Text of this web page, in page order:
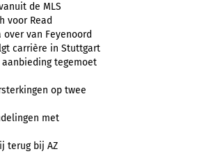
de MLS
voor Read
van Feyenoord
carrière in Stuttgart
tegemoet
op twee
met
terug bij AZ